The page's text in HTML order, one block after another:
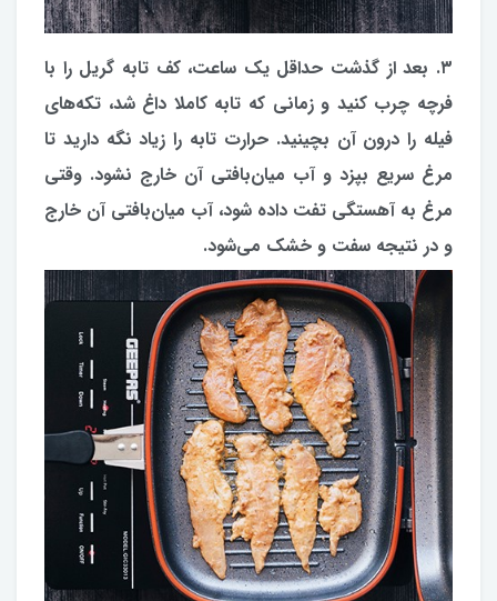
۳. بعد از گذشت حداقل یک ساعت، کف تابه گریل را با
فرچه چرب کنید و زمانی که تابه کاملا داغ شد، تکه‌های
فیله را درون آن بچینید. حرارت تابه را زیاد نگه دارید تا
مرغ سریع بپزد و آب میان‌بافتی آن خارج نشود. وقتی
مرغ به آهستگی تفت داده شود، آب میان‌بافتی آن خارج
و در نتیجه سفت و خشک می‌شود.